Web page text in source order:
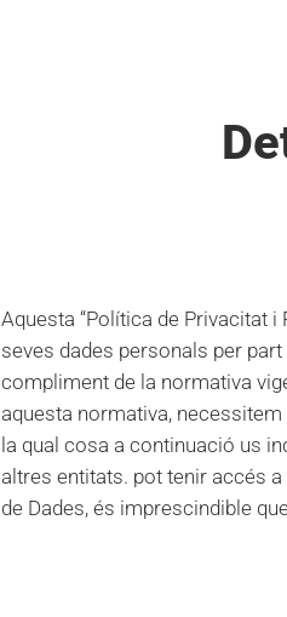
Aquesta “Política de Privacitat
seves dades personals per
compliment de la normativa
aquesta normativa,
la qual cosa a continuació us
altres entitats. pot tenir accés
de Dades, és imprescindible